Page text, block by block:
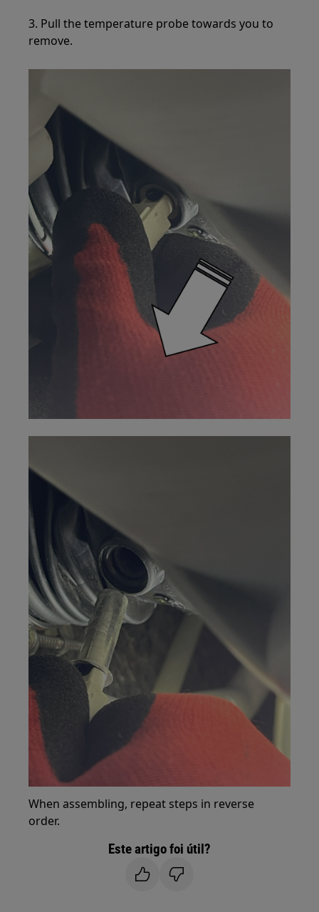
3. Pull the temperature probe towards you to
remove.
When assembling, repeat steps in reverse
order.
Este artigo foi útil?